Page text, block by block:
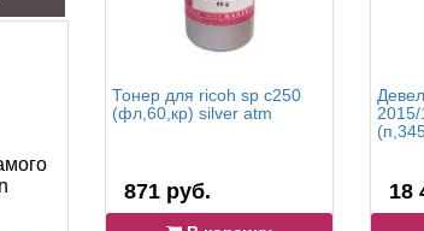
Тонер для ricoh sp c250
(фл,60,кр) silver atm
871 руб.
2015/
18